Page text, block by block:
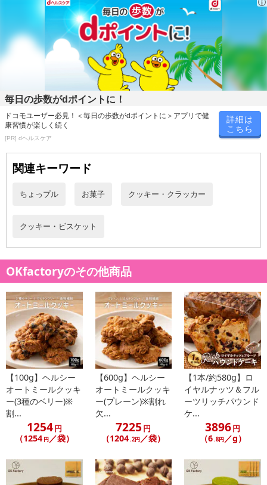
毎日の歩数がdポイントに！
ドコモユーザー必見！＜毎日の歩数がdポイントに＞アプリで健
康習慣が楽しく続く
[PR] dヘルスケア
詳細は
こちら
関連キーワード
ちょっプル お菓子 クッキー・クラッカー
クッキー・ビスケット
OKfactoryのその他商品
【100g】ヘルシー
オートミールクッキ
ー(3種のベリー)※
割...
1254円
（1254 円／袋）
【600g】ヘルシー
オートミールクッキ
ー(プレーン)※割れ
欠...
7225 円
（1204.2円／袋）
【1本/約580g】ロ
イヤルナッツ＆フル
ーツリッチパウンド
ケ...
3896円
（6.8円／g）